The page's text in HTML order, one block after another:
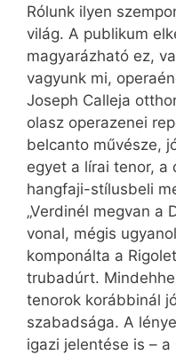
Rólunk ilyen
világ. A publikum
magyarázható ez,
vagyunk mi,
Joseph Calleja
olasz operazenei
belcanto művésze,
egyet a lírai tenor, a
hangfaji-stílusbeli
„Verdinél megvan a
vonal, mégis
komponálta a
trubadúrt.
tenorok korábbinál
szabadsága. A
igazi jelentése is – a